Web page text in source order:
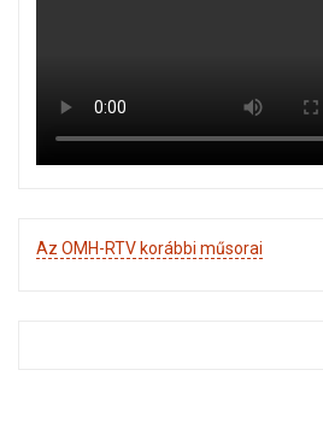
Az OMH-RTV korábbi műsorai